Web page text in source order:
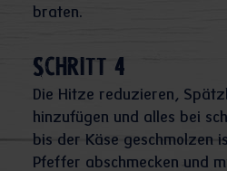
braten.
Schritt 4
Die Hitze reduzieren,
hinzufügen und alles bei
bis der Käse geschmolzen
Pfeffer abschmecken und